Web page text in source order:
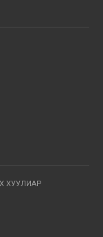
ХУУЛИАР